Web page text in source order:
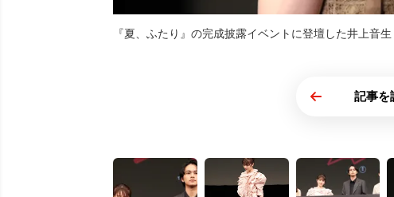
『夏、ふたり』の完成披露イベントに登壇した井上音生
記事を